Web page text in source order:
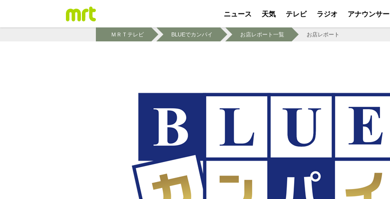
ニュース 天気 テレビ ラジオ アナウンサー
ＭＲＴテレビ BLUEでカンパイ お店レポート一覧 お店レポート